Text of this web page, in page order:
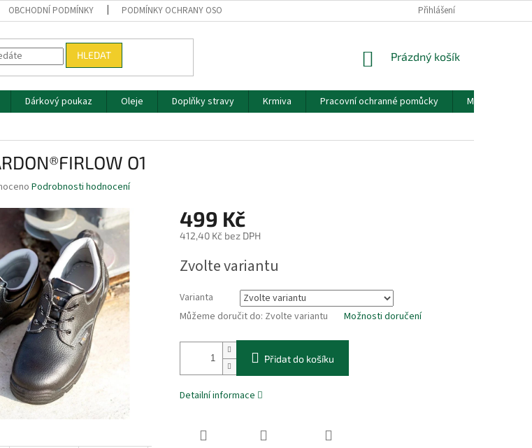
OBCHODNÍ PODMÍNKY PODMÍNKY OCHRANY OSOBNÍCH ÚDAJŮ Přihlášení
HLEDAT
NÁKUPNÍ
Prázdný košík
Dárkový poukaz Oleje Doplňky stravy Krmiva Pracovní ochranné pomůcky Mouka
O1
Podrobnosti hodnocení
499 Kč
412,40 Kč bez DPH
cena:
Zvolte variantu
Varianta
Můžeme doručit do: Zvolte variantu Možnosti doručení
Přidat do košíku
Detailní informace